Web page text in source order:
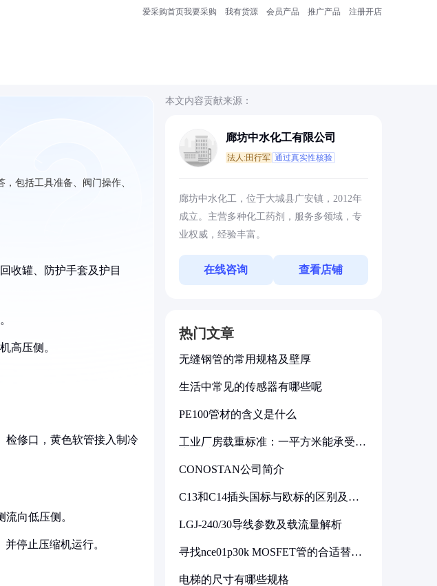
爱采购首页我要采购 我有货源 会员产品 推广产品 注册开店
包括工具准备、阀门操作、
收罐、防护手套及护目
高压侧。
检修口，黄色软管接入制冷
向低压侧。
停止压缩机运行。
本文内容贡献来源：
廊坊中水化工有限公司
法人:田行军 通过真实性核验
廊坊中水化工，位于大城县广安镇，2012年
成立。主营多种化工药剂，服务多领域，专
业权威，经验丰富。
在线咨询 查看店铺
热门文章
无缝钢管的常用规格及壁厚
生活中常见的传感器有哪些呢
PE100管材的含义是什么
工业厂房载重标准：一平方米能承受多
CONOSTAN公司简介
C13和C14插头国标与欧标的区别及其
LGJ-240/30导线参数及载流量解析
寻找nce01p30k MOSFET管的合适替代
电梯的尺寸有哪些规格